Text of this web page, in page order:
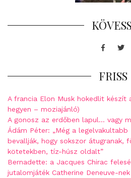
FRISS
A francia Elon Musk hokedlit készít
hegyen – moziajánló)
A gonosz az erdőben lapul… vagy
Ádám Péter: „Még a
bevallják, hogy sokszor átugranak,
kötetekben, tíz-húsz oldalt”
Bernadette: a Jacques Chirac
jutalomjáték Catherine Deneuve-nek